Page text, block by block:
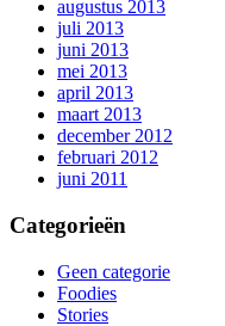
augustus 2013
juli 2013
juni 2013
mei 2013
april 2013
maart 2013
december 2012
februari 2012
juni 2011
Categorieën
Geen categorie
Foodies
Stories